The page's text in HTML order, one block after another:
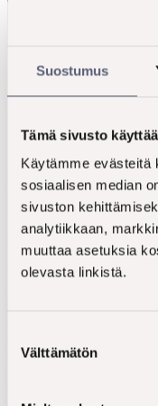
Suostumus
Tämä sivusto
Käytämme evästeitä
sosiaalisen median
sivuston
analytiikkaan,
muuttaa asetuksia
olevasta linkistä.
valinta
Välttämätön